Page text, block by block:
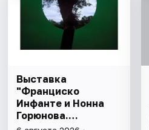
Выставка
"Франциско
Инфанте и Нонна
Горюнова.